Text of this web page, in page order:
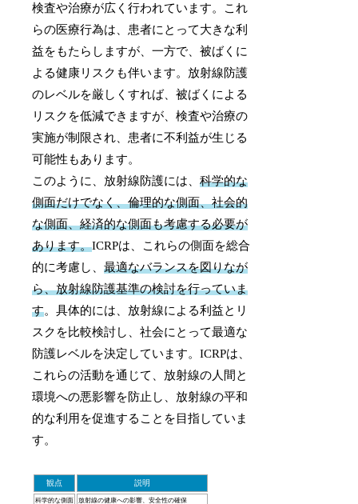
検査や治療が広く行われています。これ
らの医療行為は、患者にとって大きな利
益をもたらしますが、一方で、被ばくに
よる健康リスクも伴います。放射線防護
のレベルを厳しくすれば、被ばくによる
リスクを低減できますが、検査や治療の
実施が制限され、患者に不利益が生じる
可能性もあります。
このように、放射線防護には、科学的な
側面だけでなく、倫理的な側面、社会的
な側面、経済的な側面も考慮する必要が
あります。ICRPは、これらの側面を総合
的に考慮し、最適なバランスを図りなが
ら、放射線防護基準の検討を行っていま
す。具体的には、放射線による利益とリ
スクを比較検討し、社会にとって最適な
防護レベルを決定しています。ICRPは、
これらの活動を通じて、放射線の人間と
環境への悪影響を防止し、放射線の平和
的な利用を促進することを目指していま
す。
観点 説明
科学的な側面 放射線の健康への影響、安全性の確保